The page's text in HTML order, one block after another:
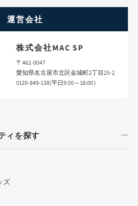
運営会社
株式会社MAC SP
〒462-0047
愛知県名古屋市北区金城町2丁目25-2
0120-849-138(平日9:00～18:00）
ィを探す
ズ